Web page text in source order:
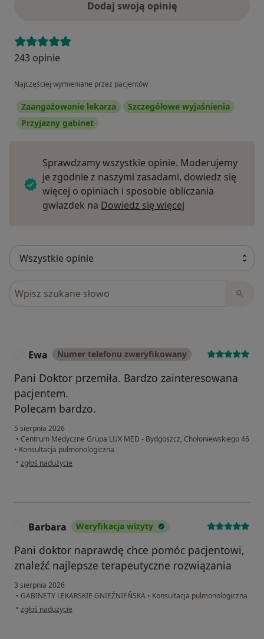
Dodaj swoją opinię
243 opinie
Najczęściej wymieniane przez pacjentów
Zaangażowanie lekarza
Szczegółowe wyjaśnienia
Przyjazny gabinet
Sprawdzamy wszystkie opinie. Moderujemy
je zgodnie z naszymi zasadami, dowiedz się
więcej o opiniach i sposobie obliczania
gwiazdek na Dowiedz się więcej
Szukaj w opiniach
Ewa Numer telefonu zweryfikowany
Pani Doktor przemiła. Bardzo zainteresowana
pacjentem.
Polecam bardzo.
5 sierpnia 2026
• Centrum Medyczne Grupa LUX MED - Bydgoszcz, Chołoniewskiego 46
• Konsultacja pulmonologiczna
• w opinii użytkownika Ewa
zgłoś nadużycie
Barbara Weryfikacja wizyty
Pani doktor naprawdę chce pomóc pacjentowi,
znaleźć najlepsze terapeutyczne rozwiązania
3 sierpnia 2026
• GABINETY LEKARSKIE GNIEŹNIEŃSKA • Konsultacja pulmonologiczna
• w opinii użytkownika Barbara
zgłoś nadużycie